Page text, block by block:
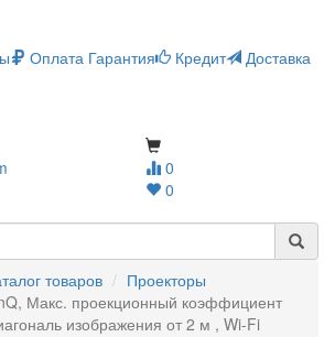
Оплата Гарантия Кредит
Доставка
0
0
товаров
Проекторы
Макс. проекционный коэффициент
изображения от 2 м , Wi-Fi